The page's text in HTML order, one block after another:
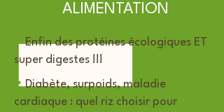
> Enfin des protéines écologiques ET
super digestes !!!
> Diabète, surpoids, maladie
cardiaque : quel riz choisir pour
ALIMENTATION